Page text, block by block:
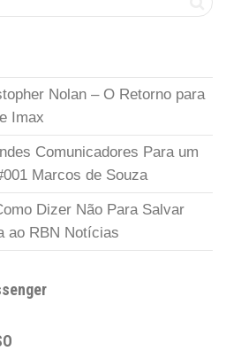
Nolan – O Retorno para
Imax
Comunicadores Para um
Marcos de Souza
Dizer Não Para Salvar
ao RBN Notícias